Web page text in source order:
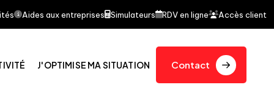
l'objet d'un article dans le journal quotidien Le
Aides aux entreprises Simulateurs RDV en ligne Accès client
J'OPTIMISE MA SITUATION Contact